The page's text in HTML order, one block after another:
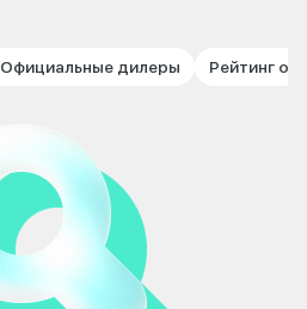
Официальные дилеры Рейтинг